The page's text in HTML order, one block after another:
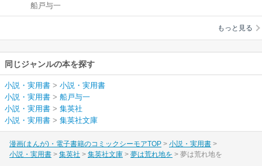
船戸与一
もっと見る
同じジャンルの本を探す
小説・実用書 > 小説・実用書
小説・実用書 > 船戸与一
小説・実用書 > 集英社
小説・実用書 > 集英社文庫
漫画(まんが)・電子書籍のコミックシーモアTOP
小説・実用書
小説・実用書
集英社 集英社文庫 夢は荒れ地を 夢は荒れ地を